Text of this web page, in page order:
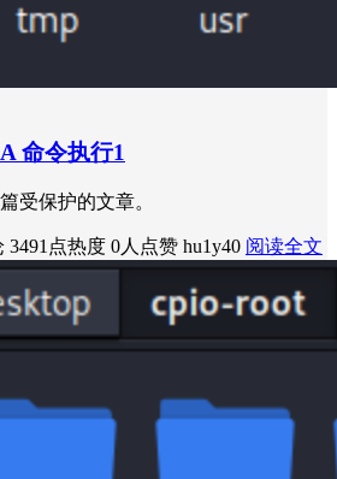
命令执行1
受保护的文章。
3491点热度 0人点赞 hu1y40 阅读全文